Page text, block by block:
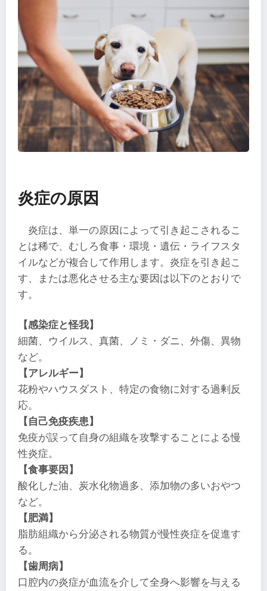
炎症の原因
炎症は、単一の原因によって引き起こされるこ
とは稀で、むしろ食事・環境・遺伝・ライフスタ
イルなどが複合して作用します。炎症を引き起こ
す、または悪化させる主な要因は以下のとおりで
す。
【感染症と怪我】
細菌、ウイルス、真菌、ノミ・ダニ、外傷、異物
など。
【アレルギー】
花粉やハウスダスト、特定の食物に対する過剰反
応。
【自己免疫疾患】
免疫が誤って自身の組織を攻撃することによる慢
性炎症。
【食事要因】
酸化した油、炭水化物過多、添加物の多いおやつ
など。
【肥満】
脂肪組織から分泌される物質が慢性炎症を促進す
る。
【歯周病】
口腔内の炎症が血流を介して全身へ影響を与える